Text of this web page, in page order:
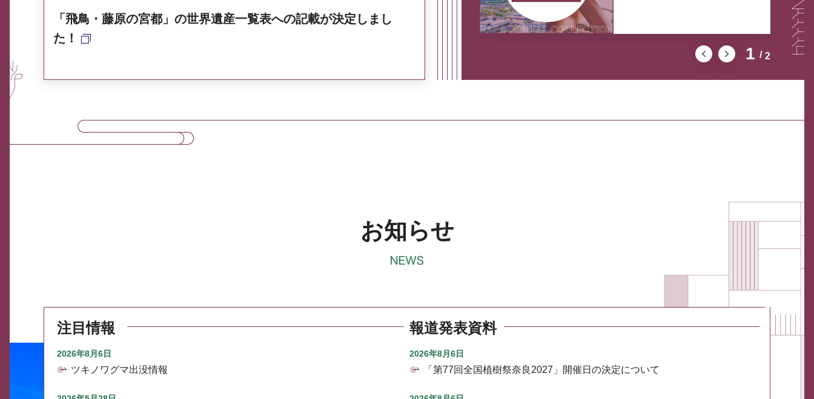
「飛鳥・藤原の宮都」の世界遺産一覧表への記載が決定しまし
た！
1 2
お知らせ
注目情報
2026年8月6日
ツキノワグマ出没情報
報道発表資料
2026年8月6日
「第77回全国植樹祭奈良2027」開催日の決定について